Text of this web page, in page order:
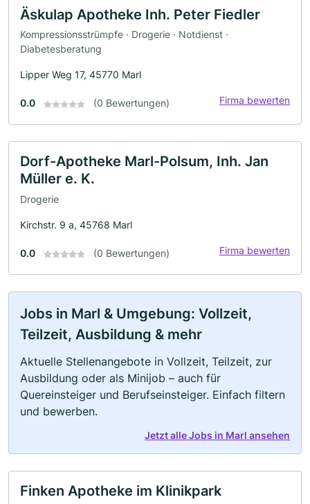
Äskulap Apotheke Inh. Peter Fiedler
Kompressionsstrümpfe · Drogerie · Notdienst ·
Diabetesberatung
Lipper Weg 17, 45770 Marl
0.0 (0 Bewertungen) Firma bewerten
Dorf-Apotheke Marl-Polsum, Inh. Jan
Müller e. K.
Drogerie
Kirchstr. 9 a, 45768 Marl
0.0 (0 Bewertungen) Firma bewerten
Jobs in Marl & Umgebung: Vollzeit,
Teilzeit, Ausbildung & mehr
Aktuelle Stellenangebote in Vollzeit, Teilzeit, zur
Ausbildung oder als Minijob – auch für
Quereinsteiger und Berufseinsteiger. Einfach filtern
und bewerben.
Jetzt alle Jobs in Marl ansehen
Finken Apotheke im Klinikpark